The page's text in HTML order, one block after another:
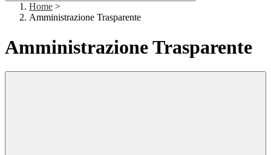
Home >
Amministrazione Trasparente
Amministrazione Trasparente